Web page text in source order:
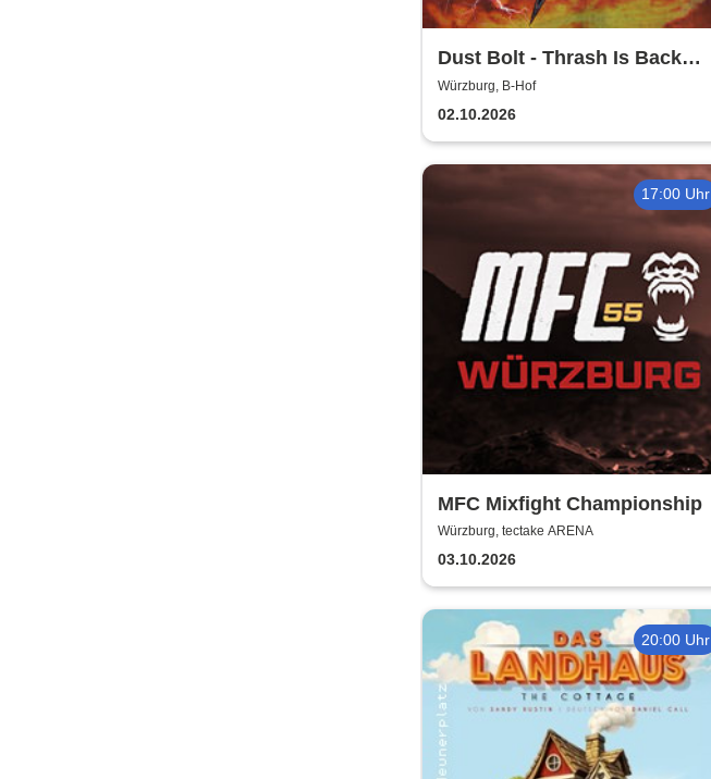
Dust Bolt - Thrash Is Back
Tour 2026
Würzburg, B-Hof
02.10.2026
17:00 Uhr
MFC Mixfight Championship
Würzburg, tectake ARENA
03.10.2026
20:00 Uhr